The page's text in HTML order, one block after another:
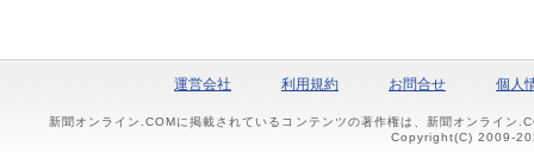
運営会社 利用規約 お問合せ 個人
新聞オンライン.COMに掲載されているコンテンツの著作権は、新聞オンライン
Copyright(C) 2009-